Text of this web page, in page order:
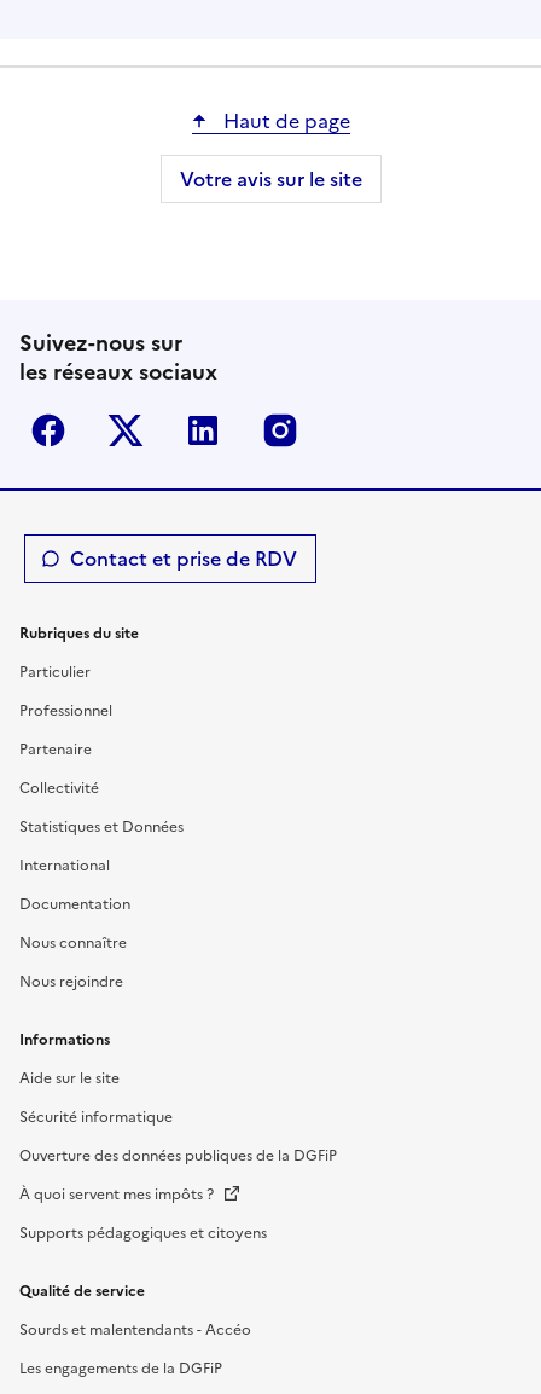
Haut de page
Votre avis sur le site
Suivez-nous sur
les réseaux sociaux
Facebook Twitter-X Linkedin
Contact et prise de RDV
Rubriques du site
Particulier
Professionnel
Partenaire
Collectivité
Statistiques et Données
International
Documentation
Nous connaître
Nous rejoindre
Informations
Aide sur le site
Sécurité informatique
Ouverture des données publiques de la DGFiP
À quoi servent mes impôts ?
Supports pédagogiques et citoyens
Qualité de service
Sourds et malentendants - Accéo
Les engagements de la DGFiP